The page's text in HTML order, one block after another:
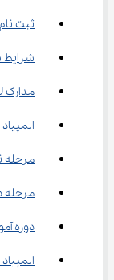
ثبت
شرایط
مدارک
مرحله‌ نخست
مرحله‌ دوم
دوره